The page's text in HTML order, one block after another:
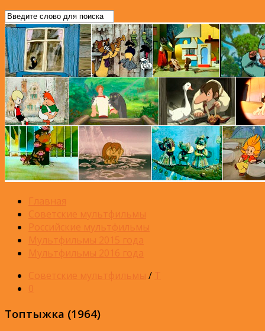
Главная
Советские мультфильмы
Российские мультфильмы
Мультфильмы 2015 года
Мультфильмы 2016 года
Советские мультфильмы / Т
0
Топтыжка (1964)